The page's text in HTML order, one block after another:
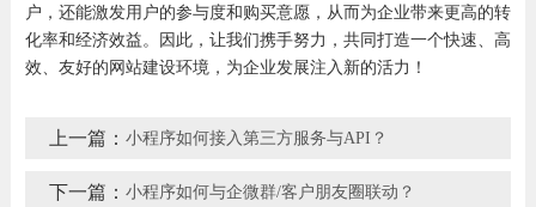
户，还能激发用户的参与度和购买意愿，从而为企业带来更高的转
化率和经济效益。因此，让我们携手努力，共同打造一个快速、高
效、友好的网站建设环境，为企业发展注入新的活力！
上一篇： 小程序如何接入第三方服务与API？
下一篇： 小程序如何与企微群/客户朋友圈联动？